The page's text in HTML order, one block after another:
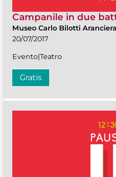
Campanile in due
Museo Carlo Bilotti
20/07/2017
Evento|Teatro
Gratis